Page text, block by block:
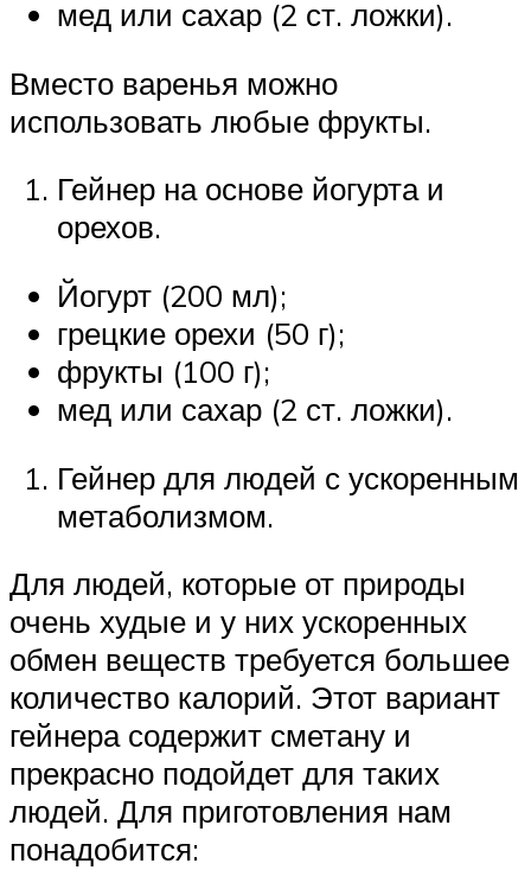
мед или сахар (2 ст. ложки).
Вместо варенья можно
использовать любые фрукты.
Гейнер на основе йогурта и
орехов.
Йогурт (200 мл);
грецкие орехи (50 г);
фрукты (100 г);
мед или сахар (2 ст. ложки).
Гейнер для людей с ускоренным
метаболизмом.
Для людей, которые от природы
очень худые и у них ускоренных
обмен веществ требуется большее
количество калорий. Этот вариант
гейнера содержит сметану и
прекрасно подойдет для таких
людей. Для приготовления нам
понадобится: